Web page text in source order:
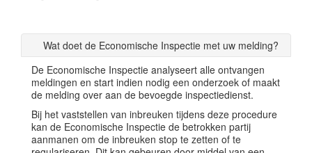
Wat doet de Economische Inspectie met uw melding?
De Economische Inspectie analyseert alle ontvangen
meldingen en start indien nodig een onderzoek of maakt
de melding over aan de bevoegde inspectiedienst.
Bij het vaststellen van inbreuken tijdens deze procedure
kan de Economische Inspectie de betrokken partij
aanmanen om de inbreuken stop te zetten of te